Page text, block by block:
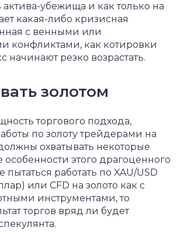
убежища и как только на
какая-либо кризисная
с венными или
конфликтами, как котировки
начинают резко возрастать.
золотом
торгового подхода,
по золоту трейдерами на
охватывать некоторые
этого драгоценного
пытаться работать по XAU/USD
или CFD на золото как с
инструментами, то
торгов вряд ли будет